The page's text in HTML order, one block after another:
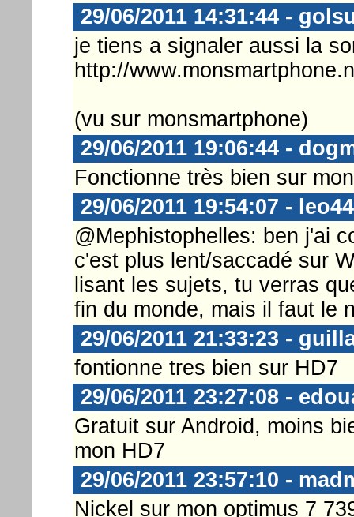
29/06/2011 14:31:44 -
je tiens a signaler aussi la
http://
(vu sur monsmartphone)
29/06/2011 19:06:44 -
Fonctionne très bien sur
29/06/2011 19:54:07 - leo44
@Mephistophelles: ben j'ai
c'est plus lent/saccadé sur
lisant les sujets, tu verras
fin du monde, mais il faut le
29/06/2011 21:33:23 -
fontionne tres bien sur HD7
29/06/2011 23:27:08 -
Gratuit sur Android, moins
mon HD7
29/06/2011 23:57:10 -
Nickel sur mon optimus 7